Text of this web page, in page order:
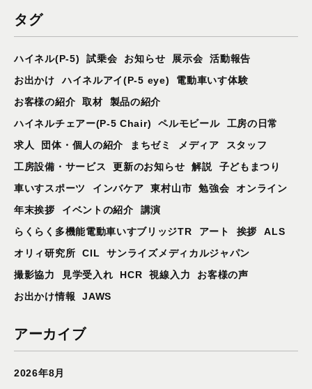
タグ
ハイネル(P-5) 試乗会 お知らせ 展示会
活動報告
お出かけ
ハイネルアイ(P-5 eye)
電動車いす体験
お客様の紹介
取材
製品の紹介
ハイネルチェアー(P-5 Chair)
ペルモビール
工房の日常
求人
団体・個人の紹介 まちゼミ メディア
スタッフ
工房設備・サービス
更新のお知らせ 解説
子どもまつり
車いすスポーツ
インバケア 東村山市 勉強会
オンライン
年末挨拶
イベントの紹介
講演
らくらく多機能電動車いすブリッジTR
アート 挨拶
ALS
オリィ研究所
CIL
サンライズメディカルジャパン
撮影協力
見学受入れ HCR 視線入力
お客様の声
お出かけ情報
JAWS
アーカイブ
2026年8月